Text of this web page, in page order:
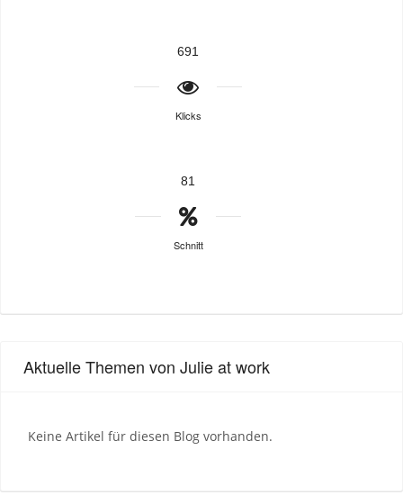
691
Klicks
81
Schnitt
Aktuelle Themen von Julie at work
Keine Artikel für diesen Blog vorhanden.